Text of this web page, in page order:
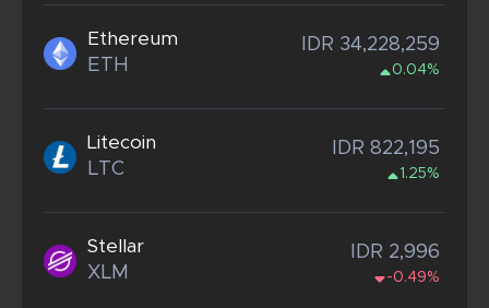
Ethereum
ETH
IDR 34,228,259
0.04%
Litecoin
LTC
IDR 822,195
1.25%
Stellar
XLM
IDR 2,996
-0.49%